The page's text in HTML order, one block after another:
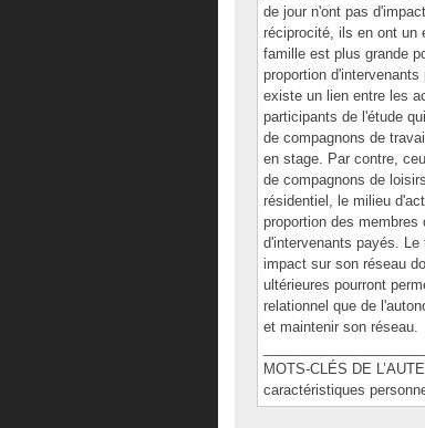
de jour n'ont pas
réciprocité, ils en ont un
famille est plus grande
proportion
existe un lien entre les
participants de l'étude
de compagnons de
en stage. Par contre,
de compagnons de
résidentiel, le milieu
proportion des
d'intervenants payés.
impact sur son réseau
ultérieures pourront
relationnel que de
et maintenir son réseau.
MOTS-CLÉS DE
caractéristiques